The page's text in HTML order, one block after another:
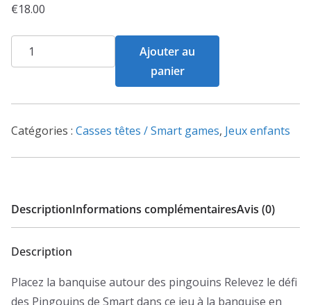
€18.00
quantité
de
Pingouins
Ajouter au
panier
Catégories : Casses têtes / Smart games, Jeux enfants
DescriptionInformations complémentairesAvis (0)
Description
Placez la banquise autour des pingouins Relevez le défi
des Pingouins de Smart dans ce jeu à la banquise en